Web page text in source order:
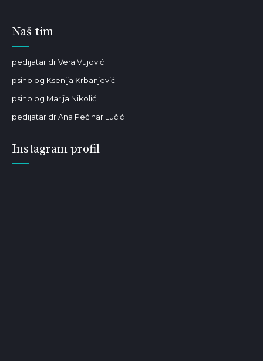
Naš tim
pedijatar dr Vera Vujović
psiholog Ksenija Krbanjević
psiholog Marija Nikolić
pedijatar dr Ana Pećinar Lučić
Instagram profil